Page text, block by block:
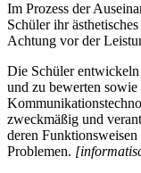
Im Prozess der
Schüler ihr
Achtung vor der
Die Schüler
und zu bewerten
zweckmäßig und
deren
Problemen.